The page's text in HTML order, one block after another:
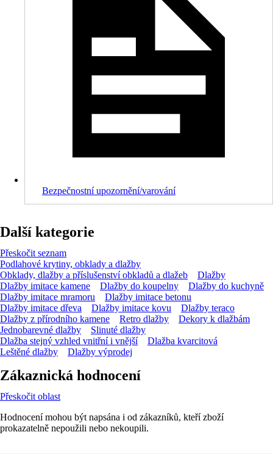
Bezpečnostní upozornění/varování
Další kategorie
Přeskočit seznam
Podlahové krytiny, obklady a dlažby
Obklady, dlažby a příslušenství obkladů a dlažeb
Dlažby
Dlažby imitace kamene
Dlažby do koupelny
Dlažby do kuchyně
Dlažby imitace mramoru
Dlažby imitace betonu
Dlažby imitace dřeva
Dlažby imitace kovu
Dlažby teraco
Dlažby z přírodního kamene
Retro dlažby
Dekory k dlažbám
Jednobarevné dlažby
Slinuté dlažby
Dlažba stejný vzhled vnitřní i vnější
Dlažba kvarcitová
Leštěné dlažby
Dlažby výprodej
Zákaznická hodnocení
Přeskočit oblast
Hodnocení mohou být napsána i od zákazníků, kteří zboží
prokazatelně nepoužili nebo nekoupili.